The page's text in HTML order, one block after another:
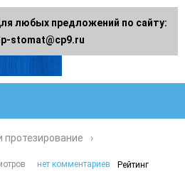
протезирование
нет комментариев Рейтинг
любых предложений по сайту:
stomat@cp9.ru